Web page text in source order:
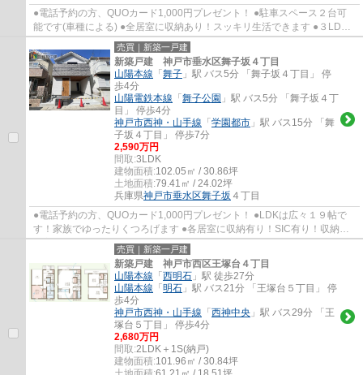
●電話予約の方、QUOカード1,000円プレゼント！ ●駐車スペース２台可
能です(車種による) ●全居室に収納あり！スッキリ生活できます ●３LDK
の使い勝手の良い間取りです ●高津橋小学校・...
売買｜新築一戸建
新築戸建 神戸市垂水区舞子坂４丁目
山陽本線 「舞子 」駅 バス5分 「舞子坂４丁目」 停
歩4分
山陽電鉄本線 「舞子公園 」駅 バス5分 「舞子坂４丁
目」 停歩4分
神戸市西神・山手線 「学園都市 」駅 バス15分 「舞
子坂４丁目」 停歩7分
2,590万円
間取:3LDK
建物面積:102.05㎡ / 30.86坪
土地面積:79.41㎡ / 24.02坪
兵庫県神戸市垂水区舞子坂 ４丁目
●電話予約の方、QUOカード1,000円プレゼント！ ●LDKは広々１９帖で
す！家族でゆったりくつろげます ●各居室に収納有り！SIC有り！収納も
豊富です ●小学校・中学校ともに徒歩７分程度で...
売買｜新築一戸建
新築戸建 神戸市西区王塚台４丁目
山陽本線 「西明石 」駅 徒歩27分
山陽本線 「明石 」駅 バス21分 「王塚台５丁目」 停
歩4分
神戸市西神・山手線 「西神中央 」駅 バス29分 「王
塚台５丁目」 停歩4分
2,680万円
間取:2LDK＋1S(納戸)
建物面積:101.96㎡ / 30.84坪